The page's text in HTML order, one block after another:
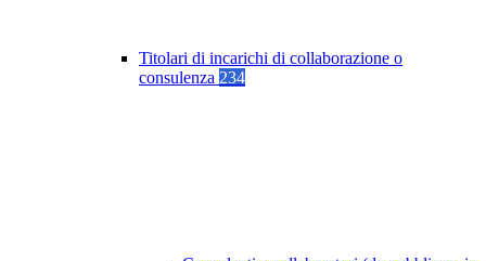
Titolari di incarichi di collaborazione o
consulenza 234